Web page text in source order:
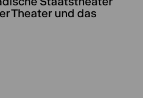
Theater und das